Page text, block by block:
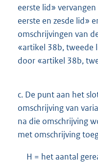
eerste lid»
eerste en zesde lid»
omschrijvingen van
«artikel 38b, tweede
door «artikel 38b,
c. De punt aan het
omschrijving van
na die omschrijving
met omschrijving
H = het aantal